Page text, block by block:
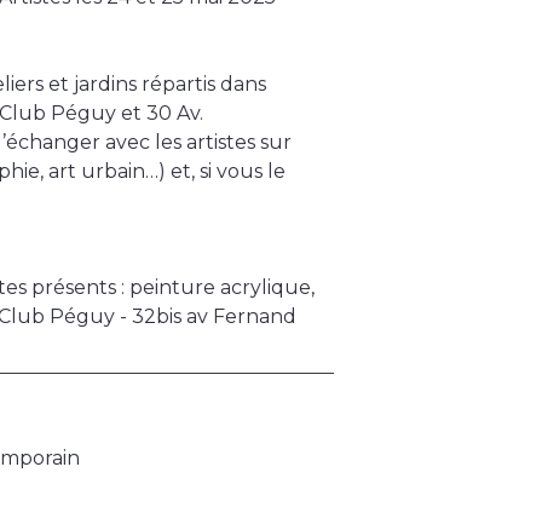
et jardins répartis dans
Péguy et 30 Av.
avec les artistes sur
art urbain…) et, si vous le
présents : peinture acrylique,
Péguy - 32bis av Fernand